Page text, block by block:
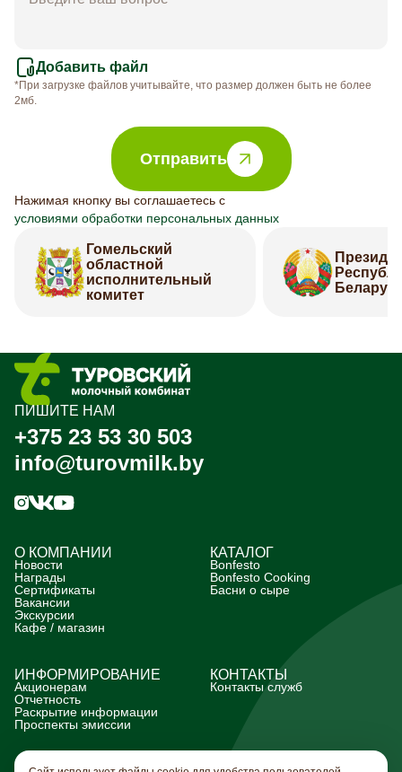
Добавить файл
*При загрузке файлов учитывайте, что размер должен быть не более
2мб.
Нажимая кнопку вы соглашаетесь с
условиями обработки персональных данных
Отправить
Гомельский
областной
исполнительный
комитет
ПИШИТЕ НАМ
+375 23 53 30 503
info@turovmilk.by
О КОМПАНИИ
Новости
Награды
Сертификаты
Вакансии
Экскурсии
Кафе / магазин
КАТАЛОГ
Bonfesto
Bonfesto Cooking
Басни о сыре
ИНФОРМИРОВАНИЕ
Акционерам
Отчетность
Раскрытие информации
Проспекты эмиссии
КОНТАКТЫ
Контакты служб